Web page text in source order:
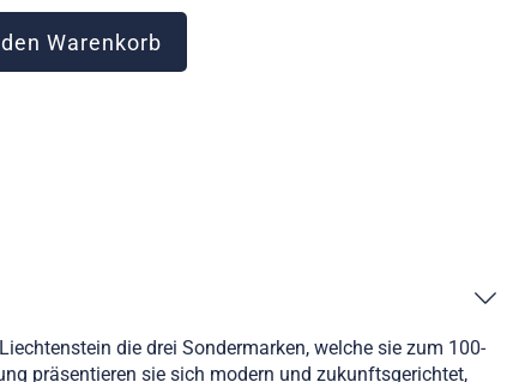
Warenkorb
die drei Sondermarken, welche sie zum 100-
präsentieren sie sich modern und zukunftsgerichtet,